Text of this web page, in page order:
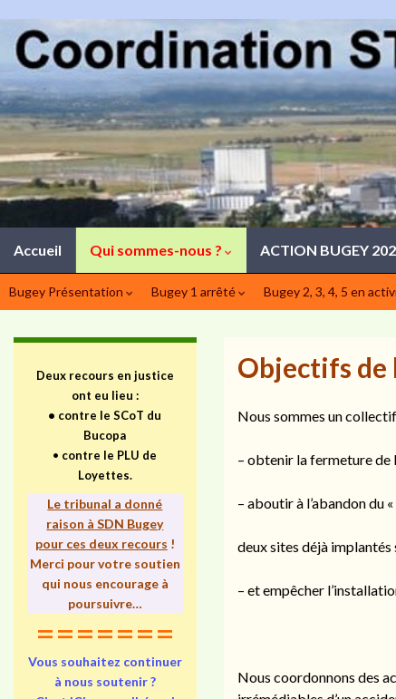
Accueil Qui sommes-nous ? ACTION BUGEY
Bugey Présentation Bugey 1 arrêté Bugey 2, 3, 4, 5 en
Objectifs de
Nous sommes un
– obtenir la fermeture de
– aboutir à l’abandon du
deux sites déjà implantés
– et empêcher
Nous coordonnons des
Deux recours en justice
ont eu lieu :
• contre le SCoT du
Bucopa
• contre le PLU de
Loyettes.
Le tribunal a donné
raison à SDN Bugey
pour ces deux recours !
Merci pour votre soutien
qui nous encourage à
poursuivre…
=======
Vous souhaitez continuer
à nous soutenir ?